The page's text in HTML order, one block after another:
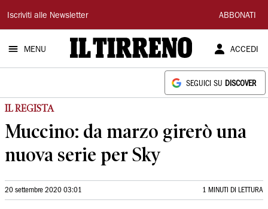
Il
Tirreno
Iscriviti alle Newsletter ABBONATI
MENU ACCEDI
SEGUICI SU DISCOVER
IL REGISTA
Muccino: da marzo girerò una
nuova serie per Sky
20 settembre 2020 03:01 1 MINUTI DI LETTURA